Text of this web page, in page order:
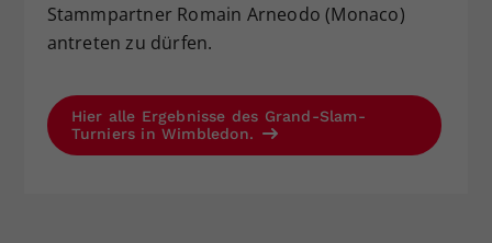
Stammpartner Romain Arneodo (Monaco)
antreten zu dürfen.
Hier alle Ergebnisse des Grand-Slam-
Turniers in Wimbledon.